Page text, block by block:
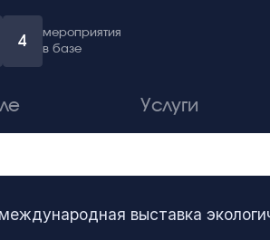
4
мероприятия
в базе
Услуги
выставка